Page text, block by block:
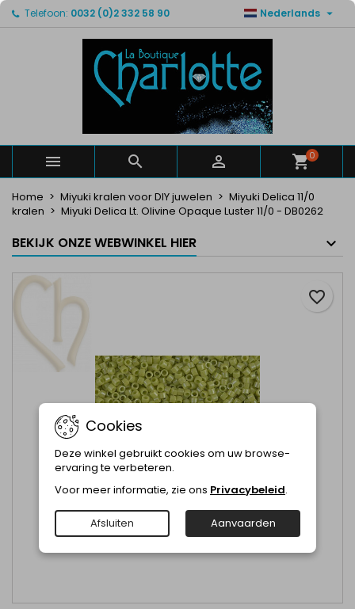
Telefoon: 0032 (0)2 332 58 90 Nederlands 
   0
Home Miyuki kralen voor DIY juwelen
Miyuki Delica 11/0
kralen
Miyuki Delica Lt. Olivine Opaque Luster 11/0 - DB0262
BEKIJK ONZE WEBWINKEL HIER
favorite_border
Mijn verlanglijsten ×
Maak een lijst
Maak een verlanglijst ×
Verlanglijst naam
Annuleren Maak een verlanglijst
Inloggen ×
U moet ingelogd zijn om producten in uw verlanglijst
Annuleren Inloggen
Cookies
Deze winkel gebruikt cookies om uw browse-
ervaring te verbeteren.
Voor meer informatie, zie ons Privacybeleid.
Afsluiten Aanvaarden